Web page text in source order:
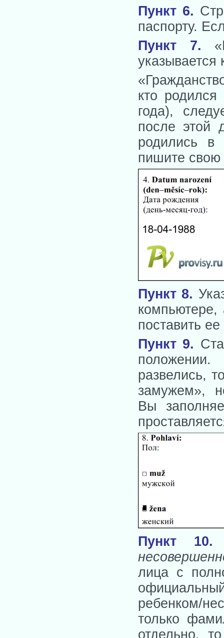
Пункт 6.
паспорту.
Пункт 7.
указывается
кто
года),
после этой
родились
пишите свою
Пункт 8.
компьютере,
поставить
Пункт 9.
развелись,
замужем»,
Вы
Пункт 10.
лица с
ребенком/
только
отдельно,